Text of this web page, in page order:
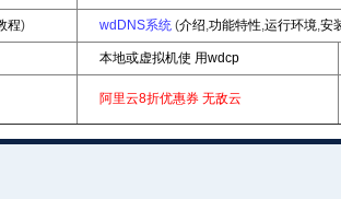
程) wdDNS系统 (介绍,功能特性,运行环境,安
本地或虚拟机使 用wdcp
阿里云8折优惠券 无敌云